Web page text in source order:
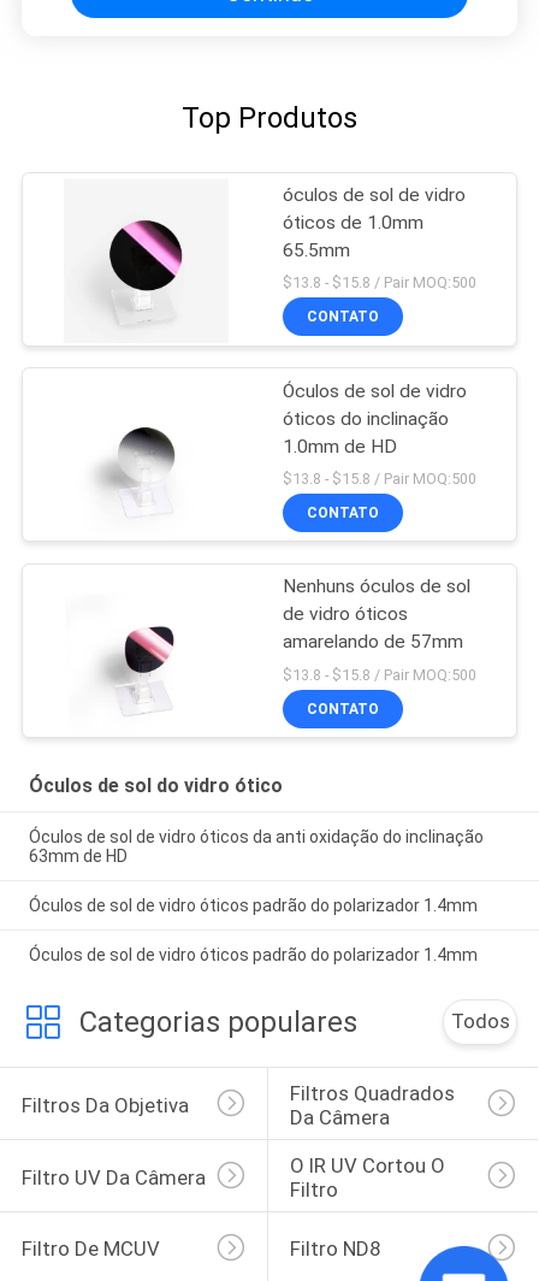
Top Produtos
óculos de sol de vidro
óticos de 1.0mm
65.5mm
$13.8 - $15.8 / Pair MOQ:500
CONTATO
Óculos de sol de vidro
óticos do inclinação
1.0mm de HD
$13.8 - $15.8 / Pair MOQ:500
CONTATO
Nenhuns óculos de sol
de vidro óticos
amarelando de 57mm
$13.8 - $15.8 / Pair MOQ:500
CONTATO
Óculos de sol do vidro ótico
Óculos de sol de vidro óticos da anti oxidação do inclinação
63mm de HD
Óculos de sol de vidro óticos padrão do polarizador 1.4mm
Óculos de sol de vidro óticos padrão do polarizador 1.4mm
Categorias populares Todos
Filtros Da Objetiva
Filtros Quadrados
Da Câmera
Filtro UV Da Câmera
O IR UV Cortou O
Filtro
Filtro De MCUV Filtro ND8